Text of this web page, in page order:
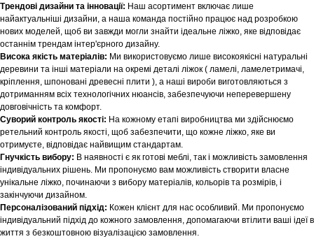
Трендові дизайни та інновації: Наш асортимент включає лише
найактуальніші дизайни, а наша команда постійно працює над розробкою
нових моделей, щоб ви завжди могли знайти ідеальне ліжко, яке відповідає
останнім трендам інтер'єрного дизайну.
Висока якість матеріалів: Ми використовуємо лише високоякісні натуральні
деревини та інші матеріали на окремі деталі ліжок ( ламелі, ламелетримачі,
кріплення, шпоновані древесні плити ), а наші вироби виготовляються з
дотриманням всіх технологічних нюансів, забезпечуючи неперевершену
довговічність та комфорт.
Суворий контроль якості: На кожному етапі виробництва ми здійснюємо
ретельний контроль якості, щоб забезпечити, що кожне ліжко, яке ви
отримуєте, відповідає найвищим стандартам.
Гнучкість вибору: В наявності є як готові меблі, так і можливість замовлення
індивідуальних рішень. Ми пропонуємо вам можливість створити власне
унікальне ліжко, починаючи з вибору матеріалів, кольорів та розмірів, і
закінчуючи дизайном.
Персоналізований підхід: Кожен клієнт для нас особливий. Ми пропонуємо
індивідуальний підхід до кожного замовлення, допомагаючи втілити ваші ідеї в
життя з безкоштовною візуалізацією замовлення.